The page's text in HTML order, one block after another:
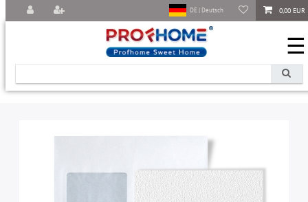
0,00 EUR
DE | Deutsch
☰